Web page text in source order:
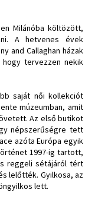
Milánóba költözött,
A hetvenes évek
and Callaghan házak
tervezzen nekik
saját női kollekciót
múzeumban, amit
Az első butikot
népszerűségre tett
azóta Európa egyik
1997-ig tartott,
reggeli sétájáról tért
lelőtték. Gyilkosa, az
lett.